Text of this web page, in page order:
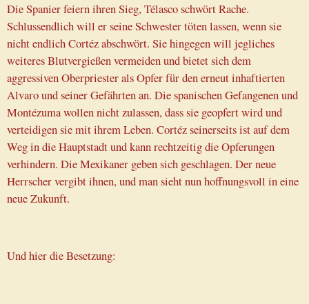
Die Spanier feiern ihren Sieg, Télasco schwört Rache.
Schlussendlich will er seine Schwester töten lassen, wenn sie
nicht endlich Cortéz abschwört. Sie hingegen will jegliches
weiteres Blutvergießen vermeiden und bietet sich dem
aggressiven Oberpriester als Opfer für den erneut inhaftierten
Alvaro und seiner Gefährten an. Die spanischen Gefangenen und
Montézuma wollen nicht zulassen, dass sie geopfert wird und
verteidigen sie mit ihrem Leben. Cortéz seinerseits ist auf dem
Weg in die Hauptstadt und kann rechtzeitig die Opferungen
verhindern. Die Mexikaner geben sich geschlagen. Der neue
Herrscher vergibt ihnen, und man sieht nun hoffnungsvoll in eine
neue Zukunft.
Und hier die Besetzung: